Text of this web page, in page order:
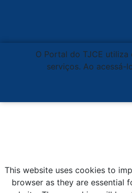
O Portal do TJCE
serviços. Ao acessá-
This website uses cookies to
browser as they are essential